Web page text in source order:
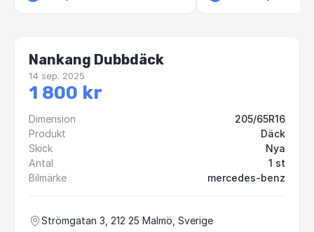
Nankang Dubbdäck
14 sep. 2025
1 800 kr
Dimension
205/65R16
Produkt
Däck
Skick
Nya
Antal
1 st
Bilmärke
mercedes-benz
Strömgatan 3, 212 25 Malmö, Sverige